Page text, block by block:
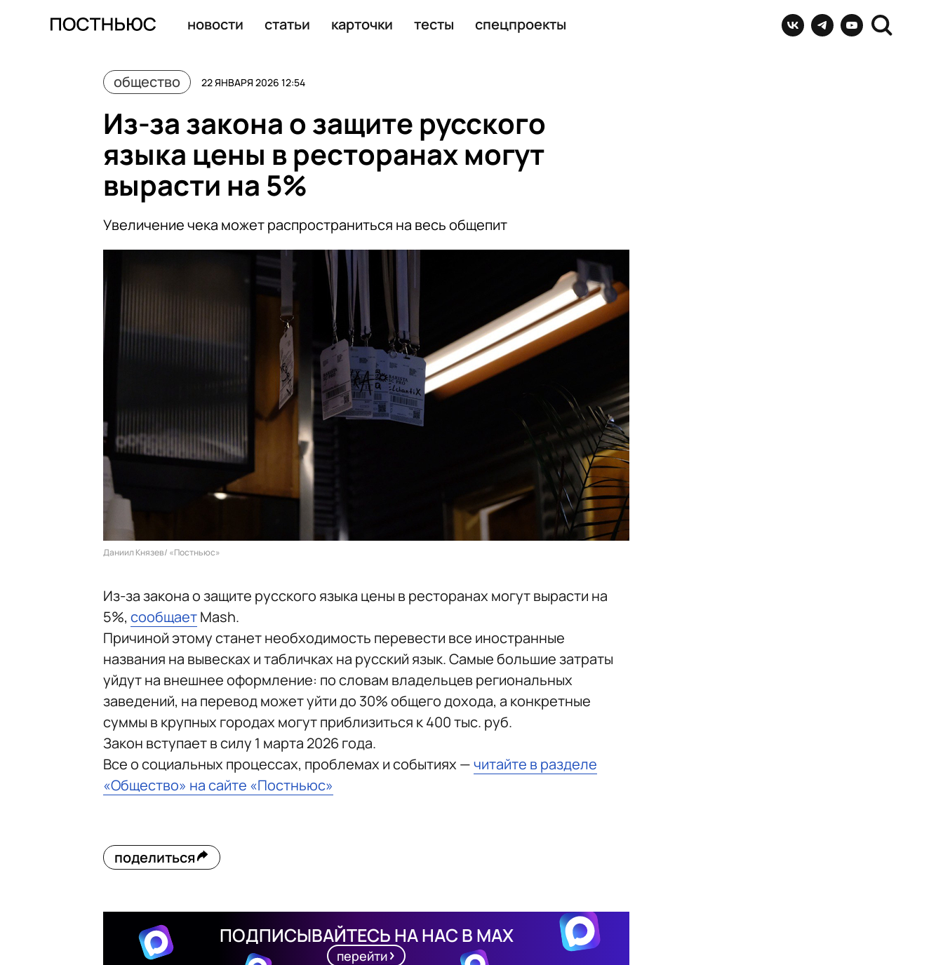
новости статьи карточки тесты спецпроекты
общество 22 ЯНВАРЯ 2026 12:54
Из-за закона о защите русского
языка цены в ресторанах могут
вырасти на 5%
Увеличение чека может распространиться на весь общепит
Даниил Князев/ «Постньюс»
Из-за закона о защите русского языка цены в ресторанах могут вырасти на
5%, сообщаетMash.
Причиной этому станет необходимость перевести все иностранные
названия на вывесках и табличках на русский язык. Самые большие затраты
уйдут на внешнее оформление: по словам владельцев региональных
заведений, на перевод может уйти до 30% общего дохода, а конкретные
суммы в крупных городах могут приблизиться к 400 тыс. руб.
Закон вступает в силу 1 марта 2026 года.
Все о социальных процессах, проблемах и событиях —читайте в разделе
«Общество» на сайте «Постньюс»
поделиться
ПОДПИСЫВАЙТЕСЬ НА НАС В MAX
перейти